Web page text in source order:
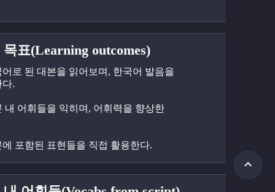
표(Learning outcomes)
어로 된 대본을 읽어보며, 한국어 발음을
다.
내 어휘들을 익히며, 어휘력을 향상한
에 포함된 표현들을 직접 활용한다.